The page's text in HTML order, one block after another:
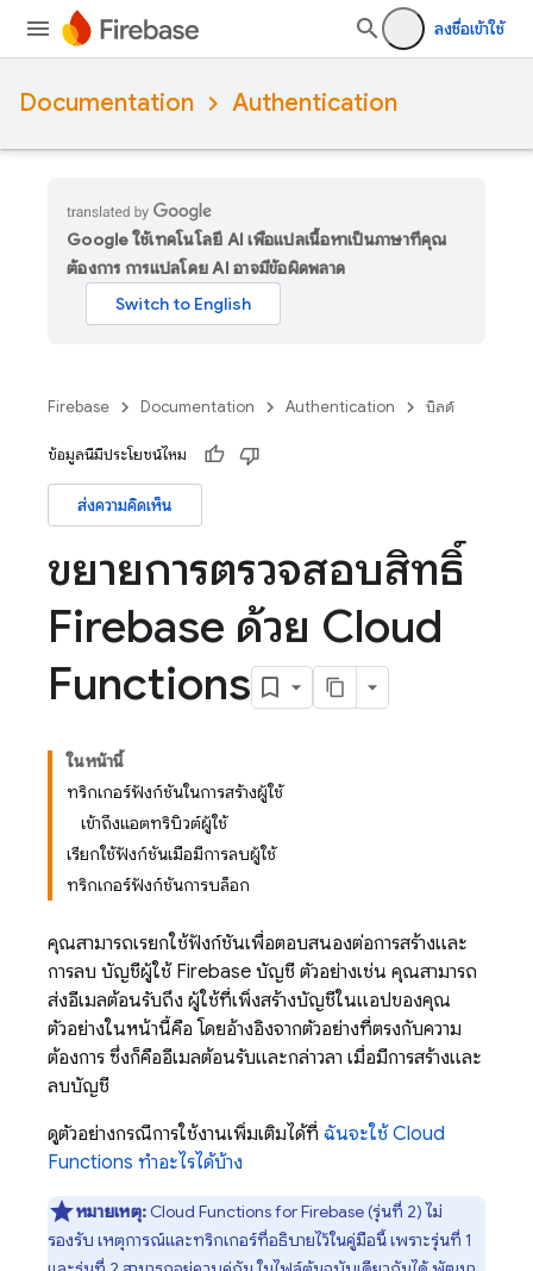
ลงชื่อเข้าใช้
Documentation Authentication
Google ใช้เทคโนโลยี AI เพื่อแปลเนื้อหาเป็นภาษาที่คุณ
ต้องการ การแปลโดย AI อาจมีข้อผิดพลาด
Firebase Documentation Authentication บิลด์
ข้อมูลนี้มีประโยชน์ไหม
ส่งความคิดเห็น
ขยายการตรวจสอบสิทธิ์
Firebase ด้วย Cloud
Functions
ในหน้านี้
ทริกเกอร์ฟังก์ชันในการสร้างผู้ใช้
เข้าถึงแอตทริบิวต์ผู้ใช้
เรียกใช้ฟังก์ชันเมื่อมีการลบผู้ใช้
ทริกเกอร์ฟังก์ชันการบล็อก
คุณสามารถเรียกใช้ฟังก์ชันเพื่อตอบสนองต่อการสร้างและ
การลบ บัญชีผู้ใช้ Firebase บัญชี ตัวอย่างเช่น คุณสามารถ
ส่งอีเมลต้อนรับถึง ผู้ใช้ที่เพิ่งสร้างบัญชีในแอปของคุณ
ตัวอย่างในหน้านี้คือ โดยอ้างอิงจากตัวอย่างที่ตรงกับความ
ต้องการ ซึ่งก็คืออีเมลต้อนรับและกล่าวลา เมื่อมีการสร้างและ
ลบบัญชี
ดูตัวอย่างกรณีการใช้งานเพิ่มเติมได้ที่ ฉันจะใช้ Cloud
Functions ทำอะไรได้บ้าง
หมายเหตุ: Cloud Functions for Firebase(รุ่นที่ 2) ไม่
รองรับ เหตุการณ์และทริกเกอร์ที่อธิบายไว้ในคู่มือนี้ เพราะรุ่นที่ 1